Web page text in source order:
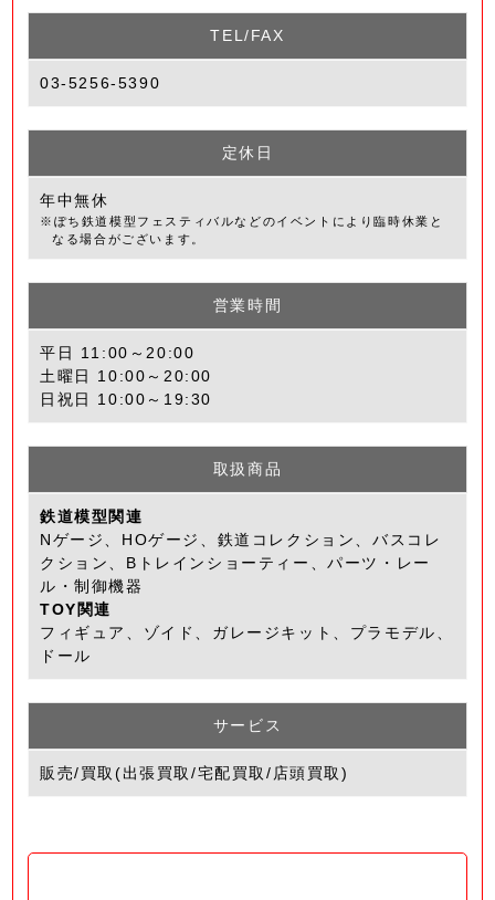
TEL/FAX
03-5256-5390
定休日
年中無休
※ぽち鉄道模型フェスティバルなどのイベントにより臨時休業と
なる場合がございます。
営業時間
平日 11:00～20:00
土曜日 10:00～20:00
日祝日 10:00～19:30
取扱商品
鉄道模型関連
Nゲージ、HOゲージ、鉄道コレクション、バスコレ
クション、Bトレインショーティー、パーツ・レー
ル・制御機器
TOY関連
フィギュア、ゾイド、ガレージキット、プラモデル、
ドール
サービス
販売/買取(出張買取/宅配買取/店頭買取)